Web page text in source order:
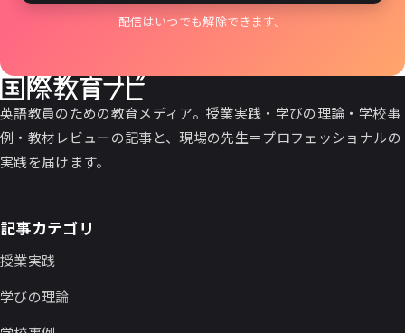
配信はいつでも解除できます。
英語教員のための教育メディア。授業実践・学びの理論・学校事
例・教材レビューの記事と、現場の先生＝プロフェッショナルの
実践を届けます。
記事カテゴリ
授業実践
学びの理論